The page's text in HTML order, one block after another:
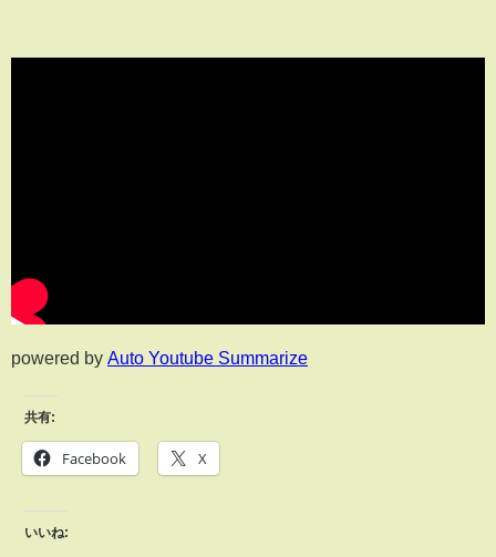
powered by Auto Youtube Summarize
共有:
Facebook X
いいね: